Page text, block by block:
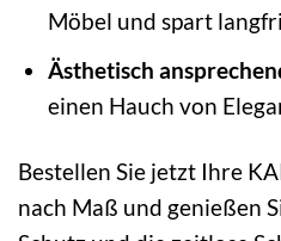
Möbel und spart
Ästhetisch
einen Hauch von
Bestellen Sie jetzt Ihre
nach Maß und genießen